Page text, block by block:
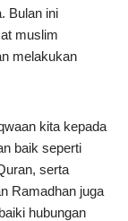
Bulan ini
muslim
melakukan
kita kepada
baik seperti
serta
Ramadhan juga
hubungan